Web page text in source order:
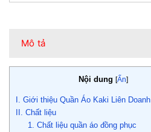
Mô tả
Nội dung [Ẩn]
I. Giới thiệu Quần Áo Kaki Liên Doanh
II. Chất liệu
1. Chất liệu quần áo đồng phục